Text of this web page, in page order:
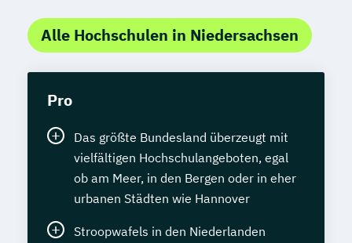
Alle Hochschulen in Niedersachsen
Pro
Das größte Bundesland überzeugt mit
vielfältigen Hochschulangeboten, egal
ob am Meer, in den Bergen oder in eher
urbanen Städten wie Hannover
Stroopwafels in den Niederlanden